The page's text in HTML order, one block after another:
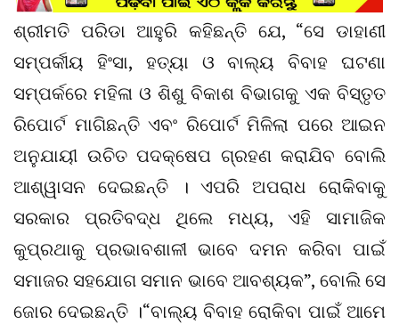
ଶ୍ରୀମତି ପରିଡା ଆହୁରି କହିଛନ୍ତି ଯେ, “ସେ ଡାହାଣୀ
ସମ୍ପର୍କୀୟ ହିଂସା, ହତ୍ୟା ଓ ବାଲ୍ୟ ବିବାହ ଘଟଣା
ସମ୍ପର୍କରେ ମହିଳା ଓ ଶିଶୁ ବିକାଶ ବିଭାଗକୁ ଏକ ବିସ୍ତୃତ
ରିପୋର୍ଟ ମାଗିଛନ୍ତି ଏବଂ ରିପୋର୍ଟ ମିଳିଲା ପରେ ଆଇନ
ଅନୁଯାୟୀ ଉଚିତ ପଦକ୍ଷେପ ଗ୍ରହଣ କରାଯିବ ବୋଲି
ଆଶ୍ୱାସନ ଦେଇଛନ୍ତି । ଏପରି ଅପରାଧ ରୋକିବାକୁ
ସରକାର ପ୍ରତିବଦ୍ଧ ଥିଲେ ମଧ୍ୟ, ଏହି ସାମାଜିକ
କୁପ୍ରଥାକୁ ପ୍ରଭାବଶାଳୀ ଭାବେ ଦମନ କରିବା ପାଇଁ
ସମାଜର ସହଯୋଗ ସମାନ ଭାବେ ଆବଶ୍ୟକ”, ବୋଲି ସେ
ଜୋର ଦେଇଛନ୍ତି ।“ବାଲ୍ୟ ବିବାହ ରୋକିବା ପାଇଁ ଆମେ